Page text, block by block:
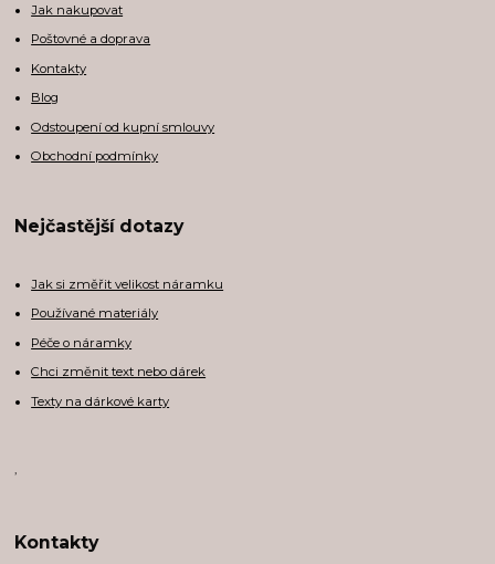
Jak nakupovat
Poštovné a doprava
Kontakty
Blog
Odstoupení od kupní smlouvy
Obchodní podmínky
Nejčastější dotazy
Jak si změřit velikost náramku
Používané materiály
Péče o náramky
Chci změnit text nebo dárek
Texty na dárkové karty
,
Kontakty